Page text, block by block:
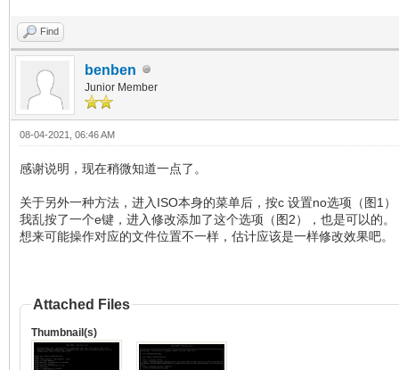
Find
benben
Junior Member
08-04-2021, 06:46 AM
感谢说明，现在稍微知道一点了。
关于另外一种方法，进入ISO本身的菜单后，按c 设置no选项（图1
我乱按了一个e键，进入修改添加了这个选项（图2），也是可以的。
想来可能操作对应的文件位置不一样，估计应该是一样修改效果吧。
Attached Files
Thumbnail(s)